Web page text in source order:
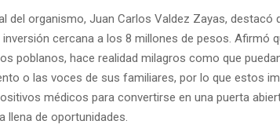
del organismo, Juan Carlos Valdez Zayas, destacó
cercana a los 8 millones de pesos. Afirmó
poblanos, hace realidad milagros como que
o las voces de sus familiares, por lo que estos
médicos para convertirse en una puerta
llena de oportunidades.